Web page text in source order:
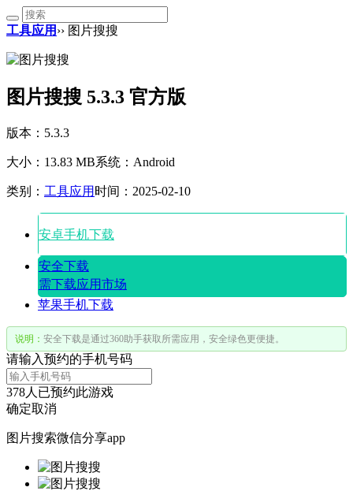
工具应用 ›› 图片搜搜
图片搜搜 5.3.3 官方版
版本：5.3.3
大小：13.83 MB系统：Android
类别： 工具应用 时间：2025-02-10
安卓手机下载
安全下载
需下载应用市场
苹果手机下载
说明： 安全下载是通过360助手获取所需应用，安全绿色更便捷。
请输入预约的手机号码
378人已预约此游戏
确定取消
图片搜索微信分享app